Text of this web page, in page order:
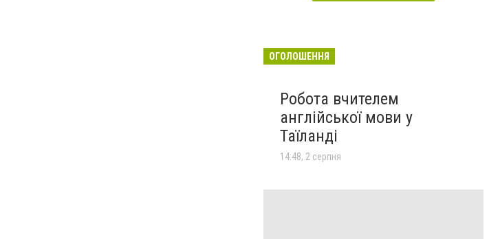
ОГОЛОШЕННЯ
Робота вчителем
англійської мови у
Таїланді
14:48, 2 серпня